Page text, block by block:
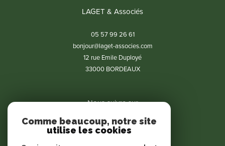
LAGET & Associés
05 57 99 26 61
bonjour@laget-associes.com
12 rue Emile Duployé
33000 BORDEAUX
Nous suivre sur
Comme beaucoup, notre site
utilise les cookies